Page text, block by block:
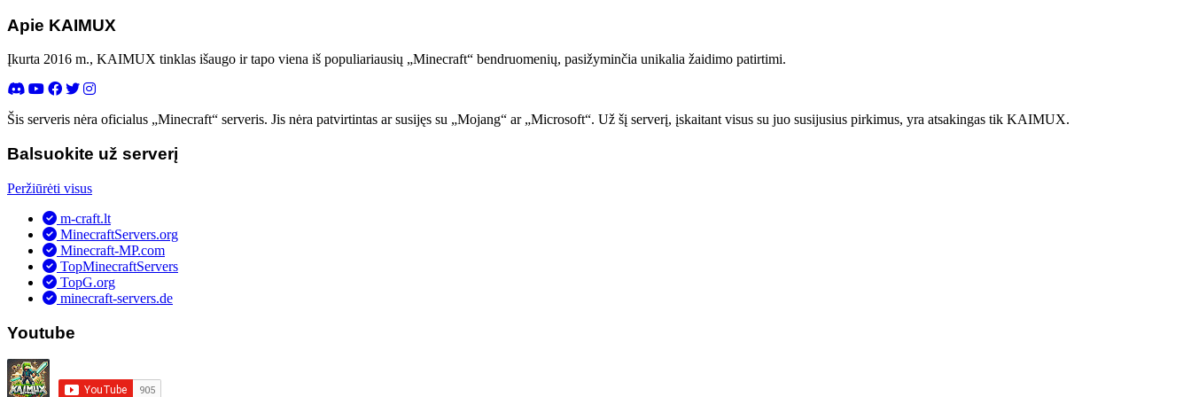
Apie KAIMUX
Įkurta 2016 m., KAIMUX tinklas išaugo ir tapo viena iš populiariausių „Minecraft“ bendruomenių, pasižyminčia unikalia žaidimo patirtimi.
Šis serveris nėra oficialus „Minecraft“ serveris. Jis nėra patvirtintas ar susijęs su „Mojang“ ar „Microsoft“. Už šį serverį, įskaitant visus su juo susijusius pirkimus, yra atsakingas tik KAIMUX.
Balsuokite už serverį
Peržiūrėti visus
m-craft.lt
MinecraftServers.org
Minecraft-MP.com
TopMinecraftServers
TopG.org
minecraft-servers.de
Youtube